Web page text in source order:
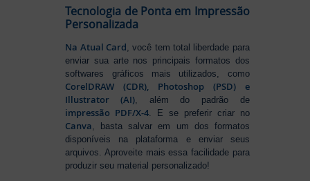
Tecnologia de Ponta em Impressão
Personalizada
Na Atual Card , você tem total liberdade para
enviar sua arte nos principais formatos dos
softwares gráficos mais utilizados, como
CorelDRAW (CDR), Photoshop (PSD) e
Illustrator (AI) , além do padrão de
impressão PDF/X-4 . E se preferir criar no
Canva , basta salvar em um dos formatos
disponíveis na plataforma e enviar seus
arquivos. Aproveite mais essa facilidade para
produzir seu material personalizado!